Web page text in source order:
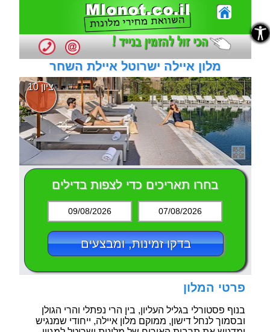
מלון איילה ישרוטל איילת השחר
ציון 10
בחרו תאריכים כדי לצפות בדילים
09/08/2026 07/08/2026
בדקו זמינות, ומבצעים
פרטי המלון
בנוף פסטורלי בגליל העליון, בין הרי נפתלי והרי הגולן
ובסמוך לנחל דישון, ממוקם מלון איילה, ייחודי שמנגיש
נגישות
נגישות